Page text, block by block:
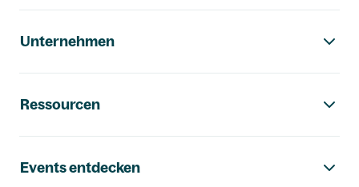
Unternehmen
Ressourcen
Events entdecken